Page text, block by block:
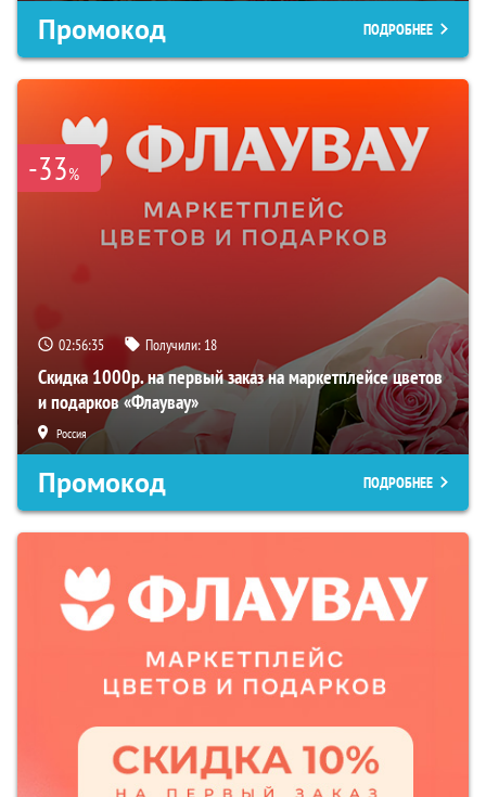
Промокод ПОДРОБНЕЕ
-33%
02:56:34 Получили: 18
Скидка 1000р. на первый заказ на маркетплейсе цветов
и подарков «Флаувау»
Россия
Промокод ПОДРОБНЕЕ